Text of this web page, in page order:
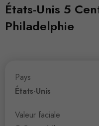
États-Unis 5
Philadelphie
Pays
États-Unis
Valeur faciale